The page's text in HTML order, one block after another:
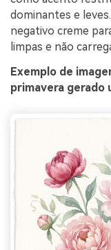
dominantes e
negativo creme
limpas e não
Exemplo de
primavera gerado